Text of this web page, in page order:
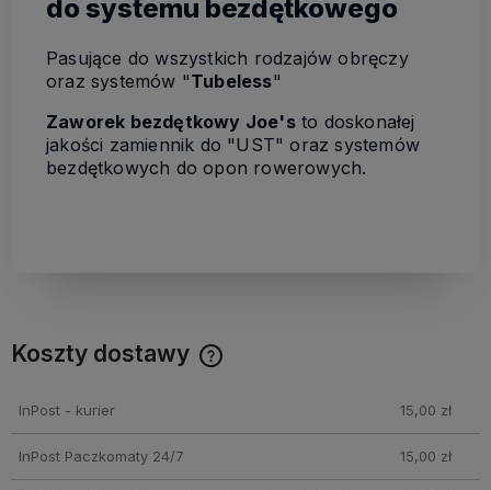
do systemu bezdętkowego
Pasujące do wszystkich rodzajów obręczy
oraz systemów "Tubeless"
Zaworek bezdętkowy Joe'sto doskonałej
jakości zamiennik do "UST" oraz systemów
bezdętkowych do opon rowerowych.
Koszty dostawy
InPost - kurier 15,00 zł
InPost Paczkomaty 24/7 15,00 zł